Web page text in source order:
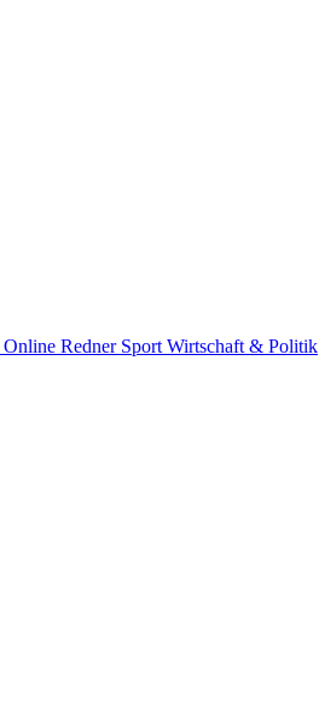
Online Redner Sport Wirtschaft & Politik